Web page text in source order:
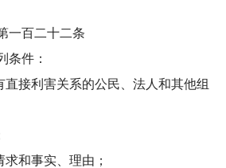
百二十二条
件：
接利害关系的公民、法人和其他组
和事实、理由；